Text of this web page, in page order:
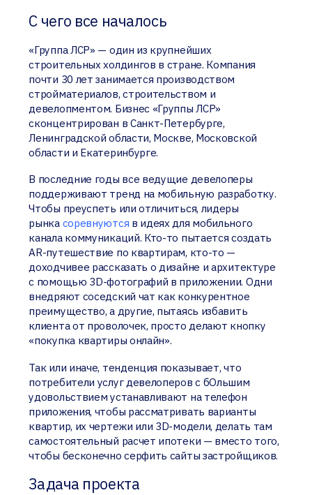
C чего все началось
«Группа ЛСР» — один из крупнейших
строительных холдингов в стране. Компания
почти 30 лет занимается производством
стройматериалов, строительством и
девелопментом. Бизнес «Группы ЛСР»
сконцентрирован в Санкт-Петербурге,
Ленинградской области, Москве, Московской
области и Екатеринбурге.
В последние годы все ведущие девелоперы
поддерживают тренд на мобильную разработку.
Чтобы преуспеть или отличиться, лидеры
рынкасоревнуются в идеях для мобильного
канала коммуникаций. Кто-то пытается создать
AR-путешествие по квартирам, кто-то —
доходчивее рассказать о дизайне и архитектуре
с помощью 3D-фотографий в приложении. Одни
внедряют соседский чат как конкурентное
преимущество, а другие, пытаясь избавить
клиента от проволочек, просто делают кнопку
«покупка квартиры онлайн».
Так или иначе, тенденция показывает, что
потребители услуг девелоперов с бОльшим
удовольствием устанавливают на телефон
приложения, чтобы рассматривать варианты
квартир, их чертежи или 3D-модели, делать там
самостоятельный расчет ипотеки — вместо того,
чтобы бесконечно серфить сайты застройщиков.
Задача проекта